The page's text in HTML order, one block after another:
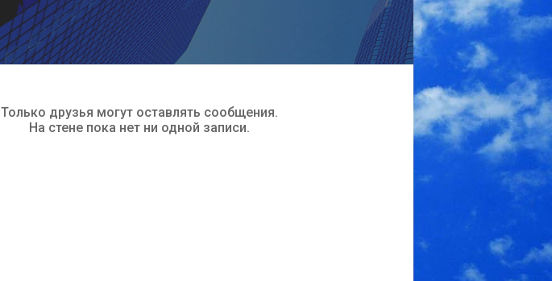
Только друзья могут оставлять сообщения.
На стене пока нет ни одной записи.